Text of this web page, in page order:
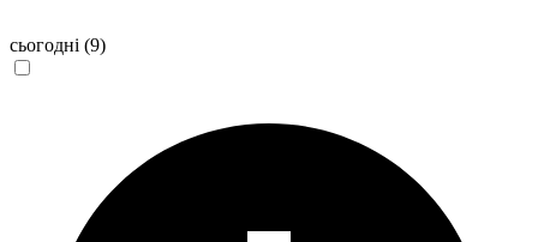
сьогодні (9)